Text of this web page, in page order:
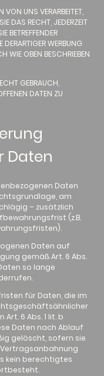
VON UNS VERARBEITET,
DAS RECHT, JEDERZEIT
BETREFFENDER
DERARTIGER WERBUNG
WIE OBEN BESCHRIEBEN
GEBRAUCH,
DATEN ZU
Daten
Daten
am
– zusätzlich
(z.B.
Daten auf
gemäß Art. 6 Abs.
so lange
für Daten, die im
6 Abs. 1 lit. b
Daten nach Ablauf
gelöscht, sofern sie
kein berechtigtes